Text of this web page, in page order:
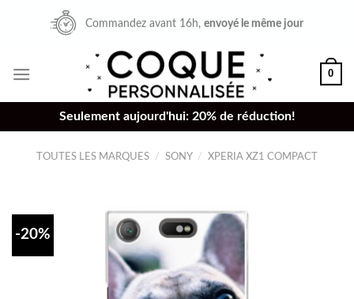
Commandez avant 16h,envoyé le même jour
0
Seulement aujourd'hui: 20% de réduction!
TOUTES LES MARQUES / SONY / XPERIA XZ1 COMPACT
-20%